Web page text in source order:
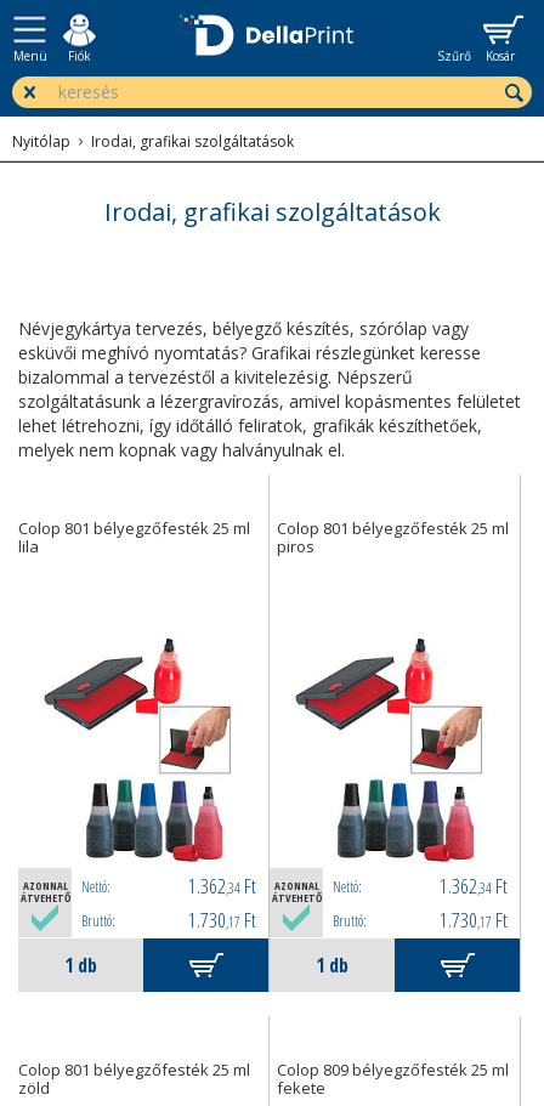
Menü Fiók Szűrő Kosár
Nyitólap Irodai, grafikai szolgáltatások
Irodai, grafikai szolgáltatások
Névjegykártya tervezés, bélyegző készítés, szórólap vagy
esküvői meghívó nyomtatás? Grafikai részlegünket keresse
bizalommal a tervezéstől a kivitelezésig. Népszerű
szolgáltatásunk a lézergravírozás, amivel kopásmentes felületet
lehet létrehozni, így időtálló feliratok, grafikák készíthetőek,
melyek nem kopnak vagy halványulnak el.
Colop 801 bélyegzőfesték 25 ml
lila
AZONNAL
ÁTVEHETŐ
Nettó: 1.362,34 Ft
Bruttó: 1.730,17 Ft
Colop 801 bélyegzőfesték 25 ml
piros
AZONNAL
ÁTVEHETŐ
Nettó: 1.362,34 Ft
Bruttó: 1.730,17 Ft
Colop 801 bélyegzőfesték 25 ml
zöld
Colop 809 bélyegzőfesték 25 ml
fekete